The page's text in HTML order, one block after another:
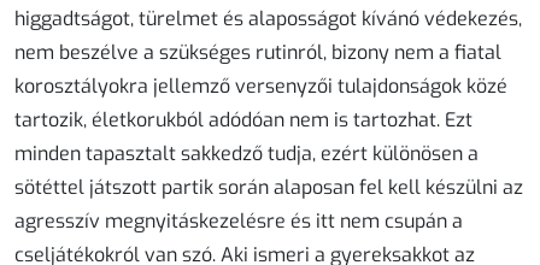
higgadtságot, türelmet és alaposságot kívánó védekezés,
nem beszélve a szükséges rutinról, bizony nem a fiatal
korosztályokra jellemző versenyzői tulajdonságok közé
tartozik, életkorukból adódóan nem is tartozhat. Ezt
minden tapasztalt sakkedző tudja, ezért különösen a
sötéttel játszott partik során alaposan fel kell készülni az
agresszív megnyitáskezelésre és itt nem csupán a
cseljátékokról van szó. Aki ismeri a gyereksakkot az